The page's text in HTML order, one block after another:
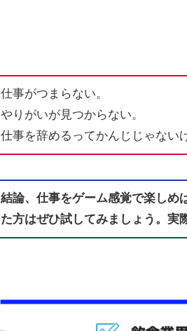
仕事がつまらない。
やりがいが見つからない。
仕事を辞めるってかんじじゃない
結論、仕事をゲーム感覚で楽しめ
た方はぜひ試してみましょう。実